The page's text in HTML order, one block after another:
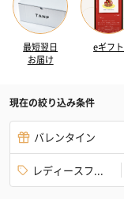
最短翌日
お届け
eギフト
現在の絞り込み条件
バレンタイン
レディースフ...